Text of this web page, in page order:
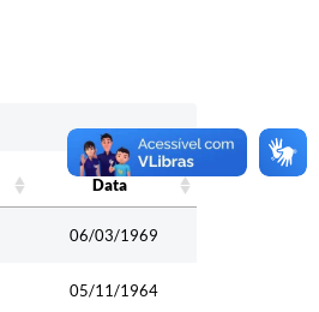
Data
06/03/1969
05/11/1964